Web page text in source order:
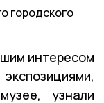
городского
интересом
узнали